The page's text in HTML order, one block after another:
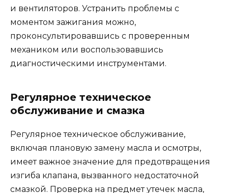
и вентиляторов. Устранить проблемы с
моментом зажигания можно,
проконсультировавшись с проверенным
механиком или воспользовавшись
диагностическими инструментами.
Регулярное техническое
обслуживание и смазка
Регулярное техническое обслуживание,
включая плановую замену масла и осмотры,
имеет важное значение для предотвращения
изгиба клапана, вызванного недостаточной
смазкой. Проверка на предмет утечек масла,